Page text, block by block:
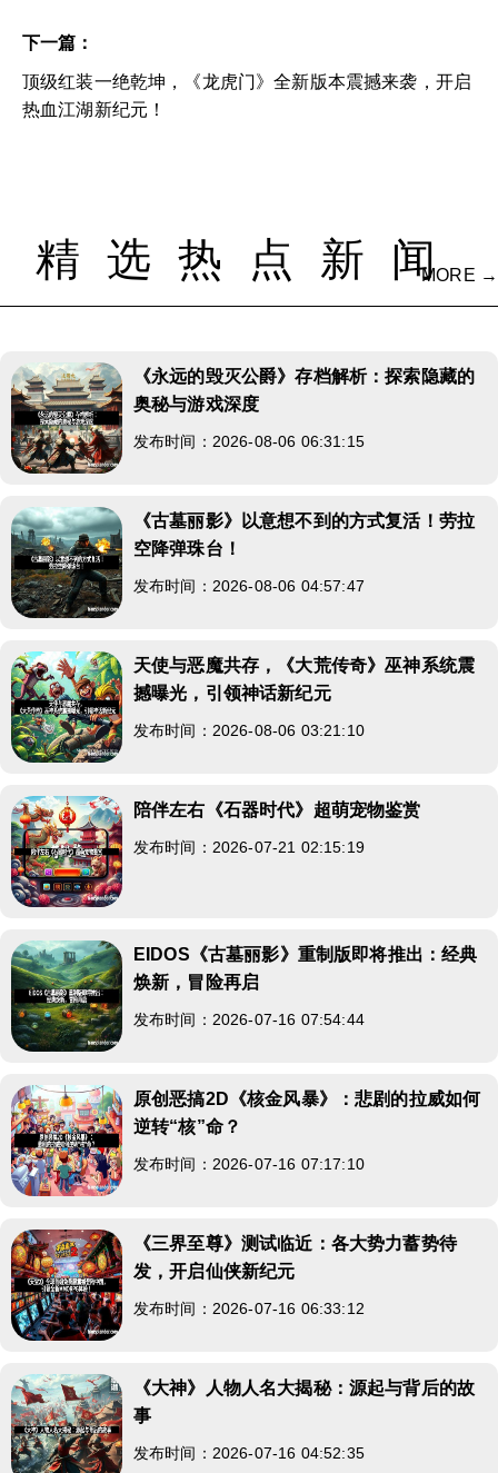
下一篇：
顶级红装一绝乾坤，《龙虎门》全新版本震撼来袭，开启
热血江湖新纪元！
精选热点新闻
MORE →
《永远的毁灭公爵》存档解析：探索隐藏的
奥秘与游戏深度
发布时间：2026-08-06 06:31:15
《古墓丽影》以意想不到的方式复活！劳拉
空降弹珠台！
发布时间：2026-08-06 04:57:47
天使与恶魔共存，《大荒传奇》巫神系统震
撼曝光，引领神话新纪元
发布时间：2026-08-06 03:21:10
陪伴左右《石器时代》超萌宠物鉴赏
发布时间：2026-07-21 02:15:19
EIDOS《古墓丽影》重制版即将推出：经典
焕新，冒险再启
发布时间：2026-07-16 07:54:44
原创恶搞2D《核金风暴》：悲剧的拉威如何
逆转“核”命？
发布时间：2026-07-16 07:17:10
《三界至尊》测试临近：各大势力蓄势待
发，开启仙侠新纪元
发布时间：2026-07-16 06:33:12
《大神》人物人名大揭秘：源起与背后的故
事
发布时间：2026-07-16 04:52:35